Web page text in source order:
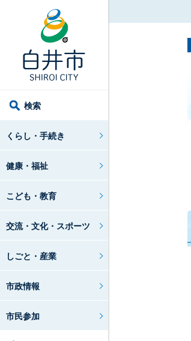
検索
くらし・手続き
健康・福祉
こども・教育
交流・文化・スポーツ
しごと・産業
市政情報
市民参加